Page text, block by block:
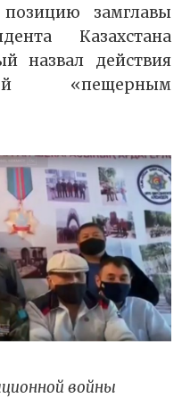
замглавы
Казахстана
назвал действия
«пещерным
войны